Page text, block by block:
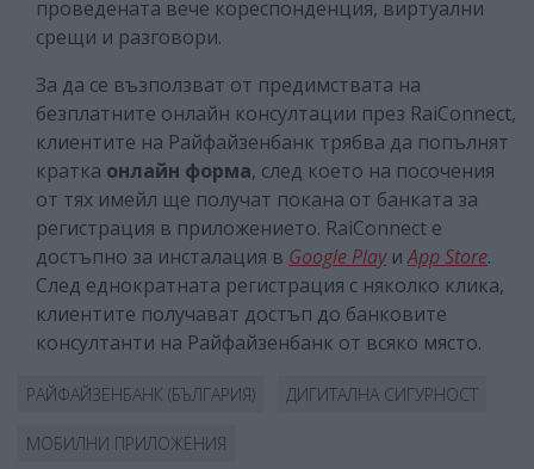
проведената вече кореспонденция, виртуални
срещи и разговори.
За да се възползват от предимствата на
безплатните онлайн консултации през RaiConnect,
клиентите на Райфайзенбанк трябва да попълнят
кратка онлайн форма, след което на посочения
от тях имейл ще получат покана от банката за
регистрация в приложението. RaiConnect е
достъпно за инсталация в Google PlayиApp Store.
След еднократната регистрация с няколко клика,
клиентите получават достъп до банковите
консултанти на Райфайзенбанк от всяко място.
РАЙФАЙЗЕНБАНК (БЪЛГАРИЯ) ДИГИТАЛНА СИГУРНОСТ
МОБИЛНИ ПРИЛОЖЕНИЯ